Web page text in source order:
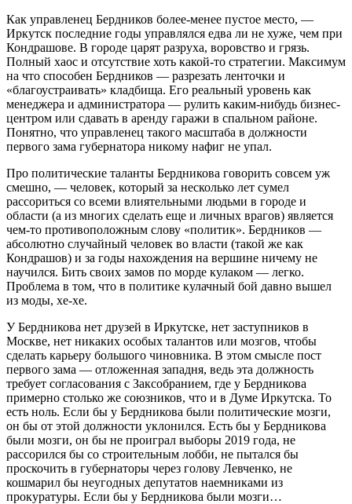
Как управленец Бердников более-менее пустое место, —
Иркутск последние годы управлялся едва ли не хуже, чем при
Кондрашове. В городе царят разруха, воровство и грязь.
Полный хаос и отсутствие хоть какой-то стратегии. Максимум
на что способен Бердников — разрезать ленточки и
«благоустраивать» кладбища. Его реальный уровень как
менеджера и администратора — рулить каким-нибудь бизнес-
центром или сдавать в аренду гаражи в спальном районе.
Понятно, что управленец такого масштаба в должности
первого зама губернатора никому нафиг не упал.
Про политические таланты Бердникова говорить совсем уж
смешно, — человек, который за несколько лет сумел
рассориться со всеми влиятельными людьми в городе и
области (а из многих сделать еще и личных врагов) является
чем-то противоположным слову «политик». Бердников —
абсолютно случайный человек во власти (такой же как
Кондрашов) и за годы нахождения на вершине ничему не
научился. Бить своих замов по морде кулаком — легко.
Проблема в том, что в политике кулачный бой давно вышел
из моды, хе-хе.
У Бердникова нет друзей в Иркутске, нет заступников в
Москве, нет никаких особых талантов или мозгов, чтобы
сделать карьеру большого чиновника. В этом смысле пост
первого зама — отложенная западня, ведь эта должность
требует согласования с Заксобранием, где у Бердникова
примерно столько же союзников, что и в Думе Иркутска. То
есть ноль. Если бы у Бердникова были политические мозги,
он бы от этой должности уклонился. Есть бы у Бердникова
были мозги, он бы не проиграл выборы 2019 года, не
рассорился бы со строительным лобби, не пытался бы
проскочить в губернаторы через голову Левченко, не
кошмарил бы неугодных депутатов наемниками из
прокуратуры. Если бы у Бердникова были мозги…